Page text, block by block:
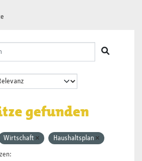
gefunden
Wirtschaft Haushaltsplan